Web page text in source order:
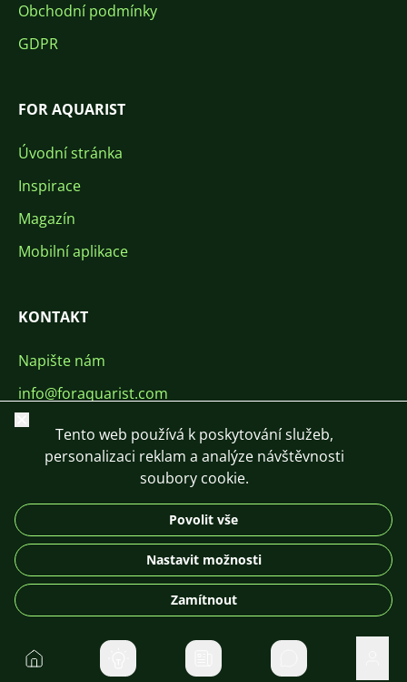
Obchodní podmínky
GDPR
FOR AQUARIST
Úvodní stránka
Inspirace
Magazín
Mobilní aplikace
KONTAKT
Napište nám
info@foraquarist.com
+420 603 449 602
DE
© 2026 For Aquarist
Domů Soukromé zprávy
Zavřít
Tento web používá k poskytování služeb,
personalizaci reklam a analýze návštěvnosti
soubory cookie.
Povolit vše
Nastavit možnosti
Zamítnout